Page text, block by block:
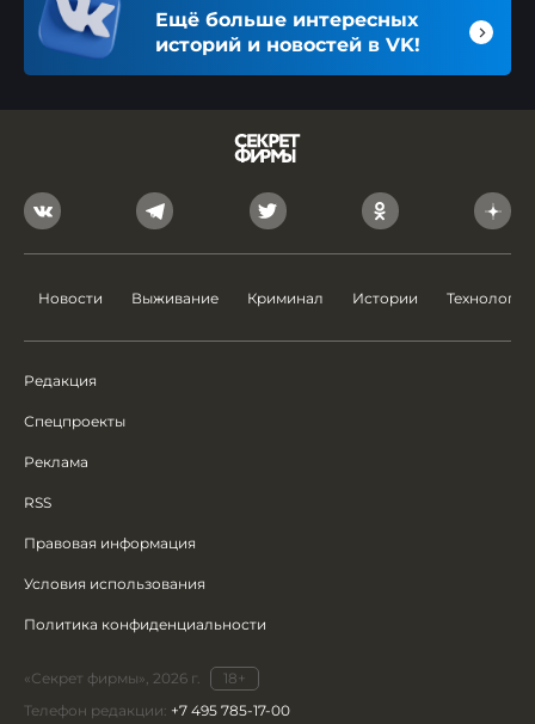
naked-science.ru
ren.tv
Ещё больше интересных
историй и новостей в VK!
Новости Выживание Криминал Истории Технологии
Редакция
Спецпроекты
Реклама
RSS
Правовая информация
Условия использования
Политика конфиденциальности
«Секрет фирмы», 2026 г.
18+
Телефон редакции: +7 495 785-17-00